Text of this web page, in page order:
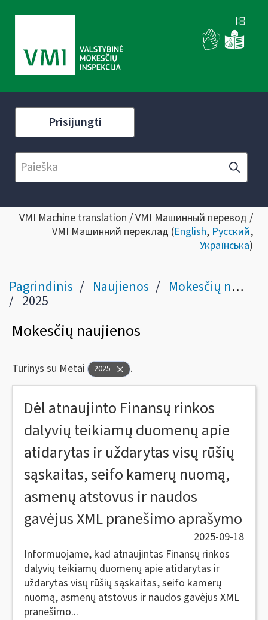
Prisijungti
VMI Machine translation / VMI Машинный перевод /
VMI Машинний переклад (English, Русский,
Українська)
Pagrindinis Naujienos Mokesčių naujienos
2025
Mokesčių naujienos
Turinys su Metai 2025 .
Dėl atnaujinto Finansų rinkos
dalyvių teikiamų duomenų apie
atidarytas ir uždarytas visų rūšių
sąskaitas, seifo kamerų nuomą,
asmenų atstovus ir naudos
gavėjus XML pranešimo aprašymo
2025-09-18
Informuojame, kad atnaujintas Finansų rinkos
dalyvių teikiamų duomenų apie atidarytas ir
uždarytas visų rūšių sąskaitas, seifo kamerų
nuomą, asmenų atstovus ir naudos gavėjus XML
pranešimo...